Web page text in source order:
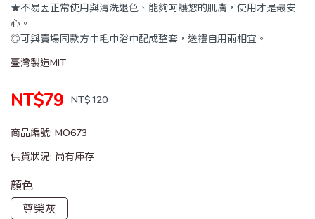
★不易因正常使用與清洗退色、能夠呵護您的肌膚，使用才是最安
心。
◎可與賣場同款方巾毛巾浴巾配成整套，送禮自用兩相宜。
臺灣製造MIT
NT$79 NT$120
商品編號: MO673
供貨狀況: 尚有庫存
顏色
尊榮灰